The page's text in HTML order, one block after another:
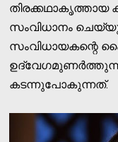
തിരക്കഥാകൃത്തായ
സംവിധാനം
സംവിധായകന്റെ
കടന്നുപോകുന്നത്.